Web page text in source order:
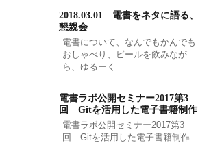
2018.03.01 電書をネタに語る、
懇親会
電書について、なんでもかんでも
おしゃべり、ビールを飲みなが
ら、ゆるーく
電書ラボ公開セミナー2017第3
回 Gitを活用した電子書籍制作
電書ラボ公開セミナー2017第3
回 Gitを活用した電子書籍制作